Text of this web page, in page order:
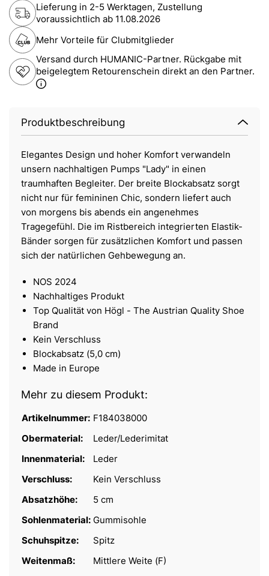
Lieferung in 2-5 Werktagen, Zustellung
voraussichtlich ab 11.08.2026
Mehr Vorteile für Clubmitglieder
Versand durch HUMANIC-Partner. Rückgabe mit
beigelegtem Retourenschein direkt an den Partner.
Produktbeschreibung
Elegantes Design und hoher Komfort verwandeln
unsern nachhaltigen Pumps "Lady" in einen
traumhaften Begleiter. Der breite Blockabsatz sorgt
nicht nur für femininen Chic, sondern liefert auch
von morgens bis abends ein angenehmes
Tragegefühl. Die im Ristbereich integrierten Elastik-
Bänder sorgen für zusätzlichen Komfort und passen
sich der natürlichen Gehbewegung an.
NOS 2024
Nachhaltiges Produkt
Top Qualität von Högl - The Austrian Quality Shoe
Brand
Kein Verschluss
Blockabsatz (5,0 cm)
Made in Europe
Mehr zu diesem Produkt:
Artikelnummer: F184038000
Obermaterial:
Leder/Lederimitat
Innenmaterial:
Leder
Verschluss:
Kein Verschluss
Absatzhöhe:
5 cm
Sohlenmaterial: Gummisohle
Schuhspitze:
Spitz
Weitenmaß:
Mittlere Weite (F)